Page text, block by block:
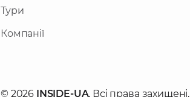
Тури
Компанії
© 2026 INSIDE-UA. Всі права захищені.